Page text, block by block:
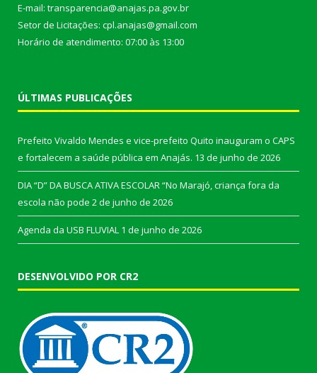
E-mail: transparencia@anajas.pa.gov.br
Setor de Licitações: cpl.anajas@gmail.com
Horário de atendimento: 07:00 às 13:00
ÚLTIMAS PUBLICAÇÕES
Prefeito Vivaldo Mendes e vice-prefeito Quito inauguram o CAPS
e fortalecem a saúde pública em Anajás. 13 de junho de 2026
DIA “D” DA BUSCA ATIVA ESCOLAR “No Marajó, criança fora da
escola não pode 2 de junho de 2026
Agenda da USB FLUVIAL 1 de junho de 2026
DESENVOLVIDO POR CR2